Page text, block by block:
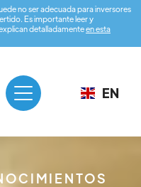
no ser adecuada para inversores
Es importante leer y
detalladamenteen esta
EN